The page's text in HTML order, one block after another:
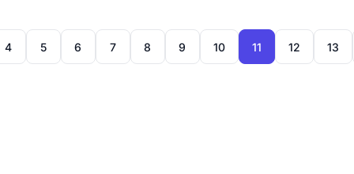
4 5 6 7 8 9 10 11 12 13